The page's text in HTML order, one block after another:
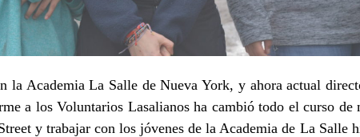
la Academia La Salle de Nueva York, y ahora actual
a los Voluntarios Lasalianos ha cambió todo el curso
y trabajar con los jóvenes de la Academia de La Salle